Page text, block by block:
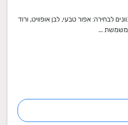
לבחירה: אפור טבעי, לבן אופוויט, ורוד
משמשת ...